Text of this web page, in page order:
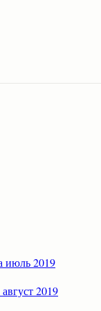
июль 2019
2019